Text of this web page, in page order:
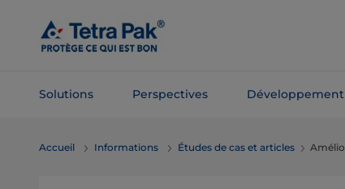
contenu
Solutions Perspectives
navigation
Accueil Informations Études de cas et articles